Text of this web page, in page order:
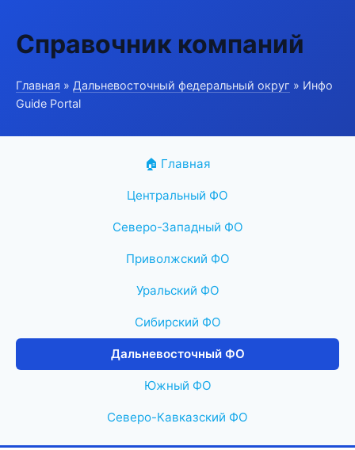
Справочник компаний
Главная » Дальневосточный федеральный округ » Инфо
Guide Portal
🏠 Главная
Центральный ФО
Северо-Западный ФО
Приволжский ФО
Уральский ФО
Сибирский ФО
Дальневосточный ФО
Южный ФО
Северо-Кавказский ФО